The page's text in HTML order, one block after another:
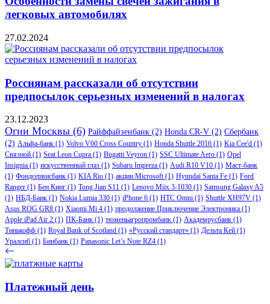
легковых автомобилях
27.02.2024
Россиянам рассказали об отсутствии
предпосылок серьезных изменений в налогах
23.12.2023
Огни Москвы (6) Райффайзенбанк (2) Honda CR-V (2) Сбербанк
(2) Альфа-банк (1) Volvo V60 Cross Country (1) Honda Shuttle 2016 (1) Kia Cee'd (1)
Связной (1) Seat Leon Cupra (1) Bugatti Veyron (1) SSC Ultimate Aero (1) Opel
Insignia (1) искусственный глаз (1) Subaru Impreza (1) Audi R10 V10 (1) Маст-банк
(1) Фондсервисбанк (1) KIA Rio (1) акции Microsoft(1) Hyundai Santa Fe (1) Ford
Ranger (1) Бен Кинг (1) Tong Jian S11 (1) Lenovo Miix 3-1030 (1) Samsung Galaxy A5
(1) НБД-Банк (1) Nokia Lumia 330 (1) iPhone 6 (1) HTC Omni (1) Shuttle XH97V (1)
Asus ROG GR8 (1) Xiaomi Mi 4 (1) продолжение Приключение Электроника (1)
Apple iPad Air 2 (1) ПК-Банк (1) тюменьагропромбанк (1) Академрусбанк (1)
Тинькофф (1) Royal Bank of Scotland (1) «Русский стандарт» (1) Дельта Кей (1)
Уралсиб (1) Бинбанк (1) Panasonic Let’s Note RZ4 (1)
Платежный день